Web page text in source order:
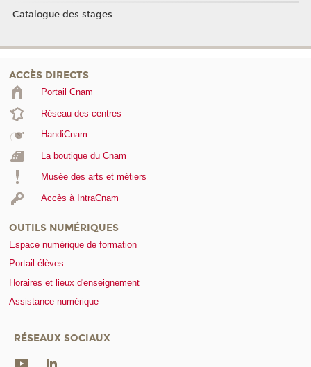
Catalogue des stages
ACCÈS DIRECTS
Portail Cnam
Réseau des centres
HandiCnam
La boutique du Cnam
Musée des arts et métiers
Accès à IntraCnam
OUTILS NUMÉRIQUES
Espace numérique de formation
Portail élèves
Horaires et lieux d'enseignement
Assistance numérique
RÉSEAUX SOCIAUX